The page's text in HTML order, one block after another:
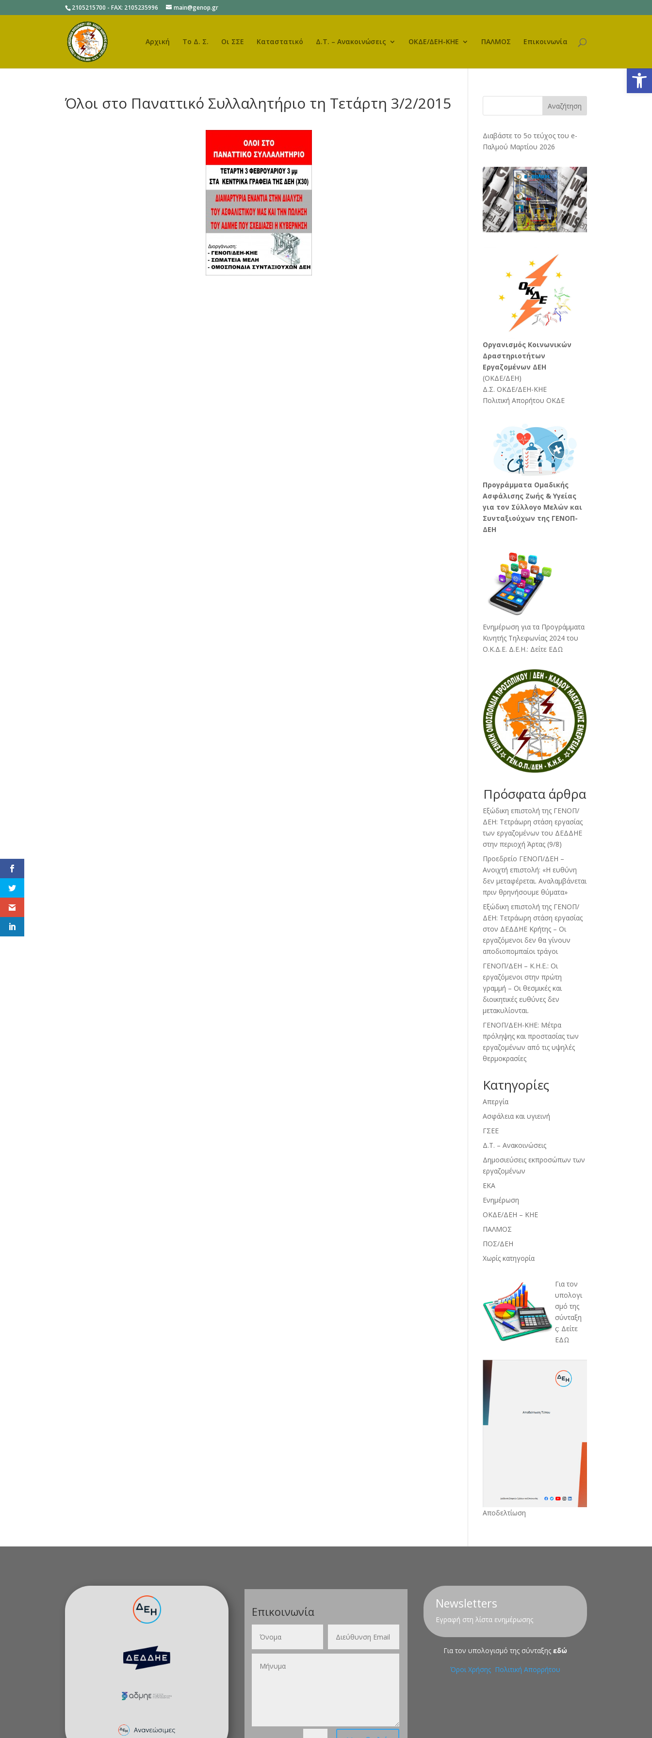
2105215700 - FAX: 2105235996 main@genop.gr
Αρχική Το Δ. Σ. Οι ΣΣΕ Καταστατικό Δ.Τ. – Ανακοινώσεις ΟΚΔΕ/ΔΕΗ-ΚΗΕ ΠΑΛΜΟΣ Επικοινωνία
Όλοι στο Παναττικό Συλλαλητήριο τη Τετάρτη 3/2/2015 Αναζήτηση
Διαβάστε το 5ο τεύχος του e-
Παλμού Μαρτίου 2026
Oργανισμός Κοινωνικών
Δραστηριοτήτων
Εργαζομένων ΔΕΗ
(ΟΚΔΕ/ΔΕΗ)
Δ.Σ. ΟΚΔΕ/ΔΕΗ-ΚΗΕ
Πολιτική Απορήτου ΟΚΔΕ
Προγράμματα Ομαδικής
Ασφάλισης Ζωής & Υγείας
για τον Σύλλογο Μελών και
Συνταξιούχων της ΓΕΝΟΠ-
ΔΕΗ
Ενημέρωση για τα Προγράμματα
Κινητής Τηλεφωνίας 2024 του
Ο.Κ.Δ.Ε. Δ.Ε.Η.: Δείτε ΕΔΩ
Πρόσφατα άρθρα
Εξώδικη επιστολή της ΓΕΝΟΠ/
ΔΕΗ: Τετράωρη στάση εργασίας
των εργαζομένων του ΔΕΔΔΗΕ
στην περιοχή Άρτας (9/8)
Προεδρείο ΓΕΝΟΠ/ΔΕΗ –
Ανοιχτή επιστολή: «Η ευθύνη
δεν μεταφέρεται. Αναλαμβάνεται
πριν θρηνήσουμε θύματα»
Εξώδικη επιστολή της ΓΕΝΟΠ/
ΔΕΗ: Τετράωρη στάση εργασίας
στον ΔΕΔΔΗΕ Κρήτης – Οι
εργαζόμενοι δεν θα γίνουν
αποδιοπομπαίοι τράγοι
ΓΕΝΟΠ/ΔΕΗ – Κ.Η.Ε.: Οι
εργαζόμενοι στην πρώτη
γραμμή – Οι θεσμικές και
διοικητικές ευθύνες δεν
μετακυλίονται.
ΓΕΝΟΠ/ΔΕΗ-ΚΗΕ: Μέτρα
πρόληψης και προστασίας των
εργαζομένων από τις υψηλές
θερμοκρασίες
Kατηγορίες
Απεργία
Ασφάλεια και υγιεινή
ΓΣΕΕ
Δ.Τ. – Ανακοινώσεις
Δημοσιεύσεις εκπροσώπων των
εργαζομένων
ΕΚΑ
Ενημέρωση
ΟΚΔΕ/ΔΕΗ – ΚΗΕ
ΠΑΛΜΟΣ
ΠΟΣ/ΔΕΗ
Χωρίς κατηγορία
Για τον
υπολογι
σμό της
σύνταξη
ς: Δείτε
ΕΔΩ
Αποδελτίωση
Επικοινωνία
Newsletters
Εγραφή στη λίστα ενημέρωσης
Για τον υπολογισμό της σύνταξης εδώ
Όροι Χρήσης Πολιτική Απορρήτου